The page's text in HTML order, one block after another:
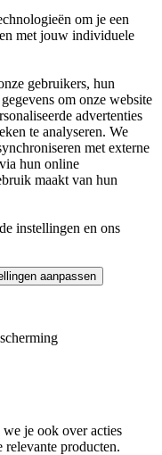
om je een
met jouw individuele
gebruikers, hun
om onze website
advertenties
te analyseren. We
met externe
hun online
maakt van hun
instellingen en ons
aanpassen
je ook over acties
relevante producten.